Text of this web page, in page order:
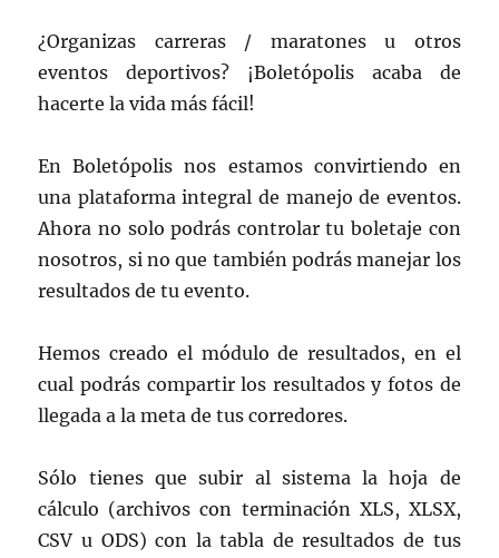
¿Organizas carreras / maratones u otros
eventos deportivos? ¡Boletópolis acaba de
hacerte la vida más fácil!
En Boletópolis nos estamos convirtiendo en
una plataforma integral de manejo de eventos.
Ahora no solo podrás controlar tu boletaje con
nosotros, si no que también podrás manejar los
resultados de tu evento.
Hemos creado el módulo de resultados, en el
cual podrás compartir los resultados y fotos de
llegada a la meta de tus corredores.
Sólo tienes que subir al sistema la hoja de
cálculo (archivos con terminación XLS, XLSX,
CSV u ODS) con la tabla de resultados de tus